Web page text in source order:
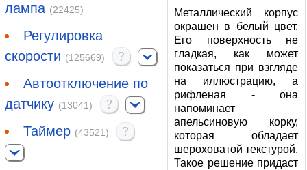
лампа (22425)
Регулировка
скорости (125669)
?
Автоотключение по
датчику (13041)
?
Таймер (43521) ?
Металлический корпус
окрашен в белый цвет.
Его поверхность не
гладкая, как может
показаться при взгляде
на иллюстрацию, а
рифленая - она
напоминает
апельсиновую корку,
которая обладает
шероховатой текстурой.
Такое решение придаст